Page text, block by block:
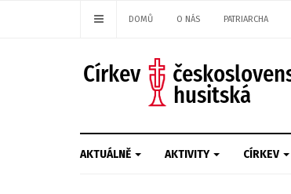
DOMŮ O NÁS PATRIARCHA
AKTUÁLNĚ AKTIVITY CÍRKEV